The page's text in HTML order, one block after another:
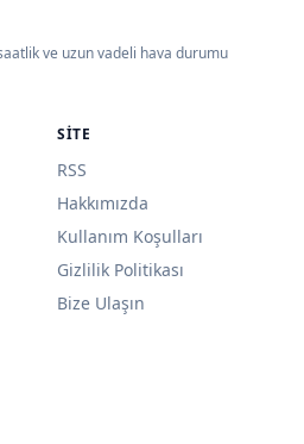
ve uzun vadeli hava durumu
SITE
RSS
Hakkımızda
Kullanım Koşulları
Gizlilik Politikası
Bize Ulaşın